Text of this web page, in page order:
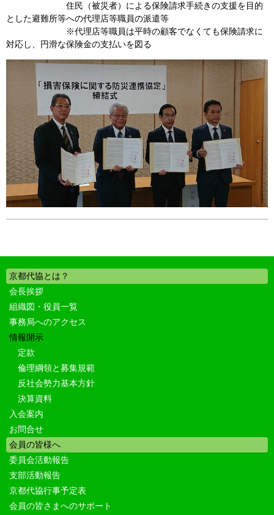
住民（被災者）による保険請求手続きの支援を目的
とした避難所等への代理店等職員の派遣等
※代理店等職員は平時の顧客でなくても保険請求に
対応し、円滑な保険金の支払いを図る
京都代協とは？
会長挨拶
組織図・役員一覧
事務局へのアクセス
情報開示
定款
倫理綱領と募集規範
反社会勢力基本方針
決算資料
入会案内
お問合せ
会員の皆様へ
委員会活動報告
支部活動報告
京都代協行事予定表
会員の皆さまへのサポート